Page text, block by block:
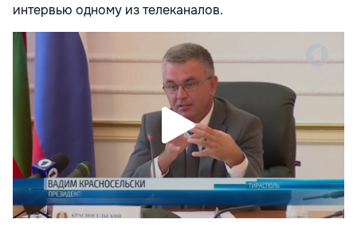
интервью одному из телеканалов.